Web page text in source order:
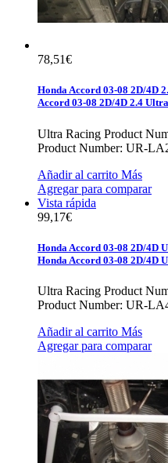
78,51€
Honda Accord 03-08 2D/4D
Accord 03-08 2D/4D 2.4
Ultra Racing Product
Product Number: UR-
Añadir al carrito Más
Agregar para comparar
Vista rápida
99,17€
Honda Accord 03-08 2D/4D
Honda Accord 03-08 2D/4D
Ultra Racing Product
Product Number: UR-
Añadir al carrito Más
Agregar para comparar